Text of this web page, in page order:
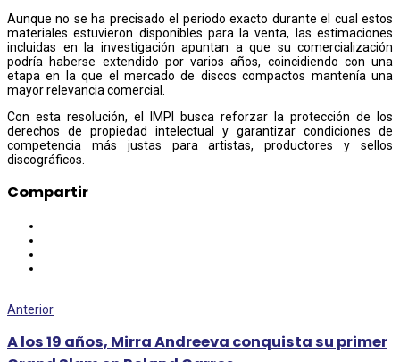
Aunque no se ha precisado el periodo exacto durante el cual estos
materiales estuvieron disponibles para la venta, las estimaciones
incluidas en la investigación apuntan a que su comercialización
podría haberse extendido por varios años, coincidiendo con una
etapa en la que el mercado de discos compactos mantenía una
mayor relevancia comercial.
Con esta resolución, el IMPI busca reforzar la protección de los
derechos de propiedad intelectual y garantizar condiciones de
competencia más justas para artistas, productores y sellos
discográficos.
Compartir
Anterior
A los 19 años, Mirra Andreeva conquista su primer